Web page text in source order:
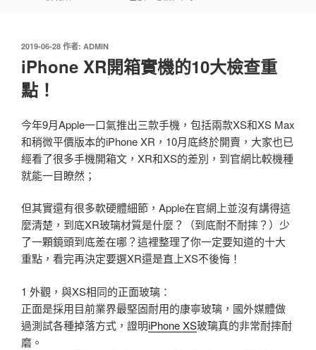
發
2019-06-28 作者: ADMIN
iPhone XR開箱實機的10大檢查重
點！
今年9月Apple一口氣推出三款手機，包括兩款XS和XS Max
和稍微平價版本的iPhone XR，10月底終於開賣，大家也已
經看了很多手機開箱文，XR和XS的差別，到官網比較機種
就能一目瞭然；
但其實還有很多軟硬體細節，Apple在官網上並沒有講得這
麼清楚，到底XR玻璃材質是什麼？（到底耐不耐摔？）少
了一顆鏡頭到底差在哪？這裡整理了你一定要知道的十大
重點，看完再決定要選XR還是直上XS不後悔！
1 外觀，與XS相同的正面玻璃：
正面是採用目前業界最堅固耐用的康寧玻璃，國外媒體做
過測試各種掉落方式，證明iPhone XS玻璃真的非常耐摔耐
磨。